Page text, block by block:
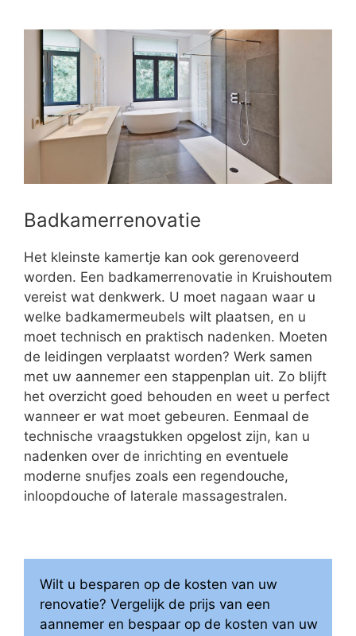
Badkamerrenovatie
Het kleinste kamertje kan ook gerenoveerd
worden. Een badkamerrenovatie in Kruishoutem
vereist wat denkwerk. U moet nagaan waar u
welke badkamermeubels wilt plaatsen, en u
moet technisch en praktisch nadenken. Moeten
de leidingen verplaatst worden? Werk samen
met uw aannemer een stappenplan uit. Zo blijft
het overzicht goed behouden en weet u perfect
wanneer er wat moet gebeuren. Eenmaal de
technische vraagstukken opgelost zijn, kan u
nadenken over de inrichting en eventuele
moderne snufjes zoals een regendouche,
inloopdouche of laterale massagestralen.
Wilt u besparen op de kosten van uw
renovatie? Vergelijk de prijs van een
aannemer en bespaar op de kosten van uw